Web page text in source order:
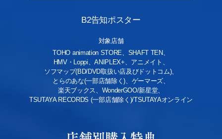
B2告知ポスター
対象店舗
TOHO animation STORE、SHAFT TEN、
HMV・Loppi、ANIPLEX+、アニメイト、
ソフマップ(BD/DVD取扱い店及びドットコム)、
とらのあな(一部店舗除く)、ゲーマーズ、
楽天ブックス、WonderGOO/新星堂、
TSUTAYA RECORDS (一部店舗除く)/TSUTAYAオンライン